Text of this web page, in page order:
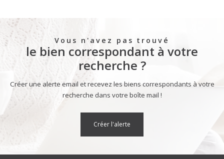
Vous n'avez pas trouvé
le bien correspondant à votre
recherche ?
Créer une alerte email et recevez les biens correspondants à votre
recherche dans votre boîte mail !
créer l'alerte